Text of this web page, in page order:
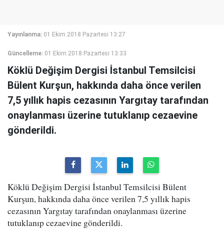
Yayınlanma: 01 Ekim 2018 Pazartesi 13:27
Güncelleme: 01 Ekim 2018 Pazartesi 13:33
Köklü Değişim Dergisi İstanbul Temsilcisi
Bülent Kurşun, hakkında daha önce verilen
7,5 yıllık hapis cezasının Yargıtay tarafından
onaylanması üzerine tutuklanıp cezaevine
gönderildi.
Köklü Değişim Dergisi İstanbul Temsilcisi Bülent
Kurşun, hakkında daha önce verilen 7,5 yıllık hapis
cezasının Yargıtay tarafından onaylanması üzerine
tutuklanıp cezaevine gönderildi.